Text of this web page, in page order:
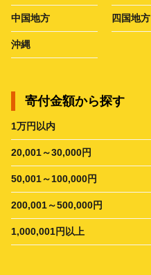
中国地方 四国地方
沖縄
寄付金額から探す
1万円以内
20,001～30,000円
50,001～100,000円
200,001～500,000円
1,000,001円以上